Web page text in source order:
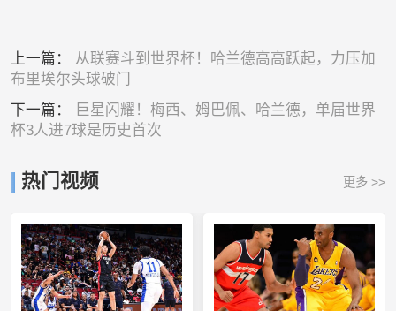
上一篇： 从联赛斗到世界杯！哈兰德高高跃起，力压加
布里埃尔头球破门
下一篇：
巨星闪耀！梅西、姆巴佩、哈兰德，单届世界
杯3人进7球是历史首次
热门视频 更多 >>